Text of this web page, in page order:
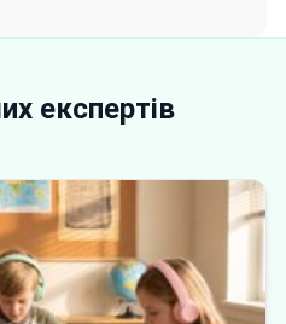
експертів